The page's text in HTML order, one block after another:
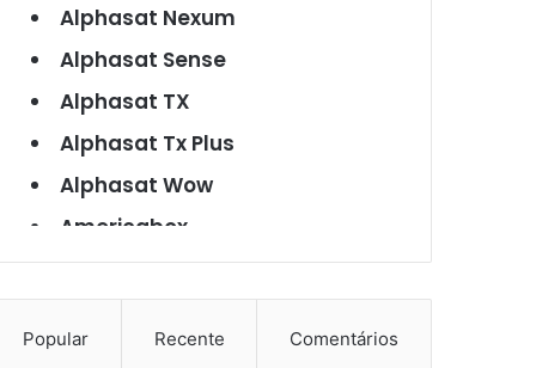
Alphasat Nexum
Alphasat Sense
Alphasat TX
Alphasat Tx Plus
Alphasat Wow
Americabox
Americabox S101
Americabox S105 Plus
Popular Recente Comentários